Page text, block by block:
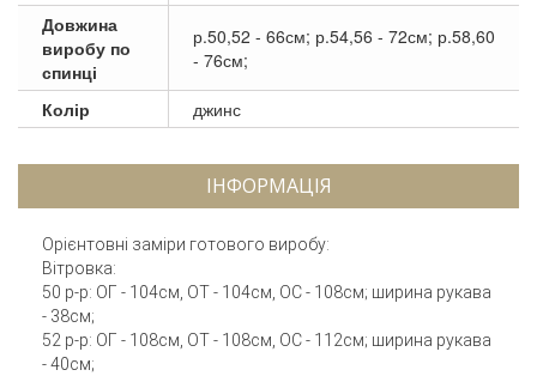
Довжина
виробу по
спинці
р.50,52 - 66см; р.54,56 - 72см; р.58,60
- 76см;
Колір джинс
ІНФОРМАЦІЯ
Орієнтовні заміри готового виробу:
Вітровка:
50 р-р: ОГ - 104см, ОТ - 104см, ОС - 108см; ширина рукава
- 38см;
52 р-р: ОГ - 108см, ОТ - 108см, ОС - 112см; ширина рукава
- 40см;